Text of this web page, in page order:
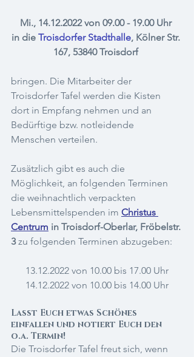
Mi., 14.12.2022 von 09.00 - 19.00 Uhr
in die Troisdorfer Stadthalle, Kölner Str.
167, 53840 Troisdorf
bringen. Die Mitarbeiter der
Troisdorfer Tafel werden die Kisten
dort in Empfang nehmen und an
Bedürftige bzw. notleidende
Menschen verteilen.
Zusätzlich gibt es auch die
Möglichkeit, an folgenden Terminen
die weihnachtlich verpackten
Lebensmittelspenden im Christus
Centrum in Troisdorf-Oberlar, Fröbelstr.
3 zu folgenden Terminen abzugeben:
13.12.2022 von 10.00 bis 17.00 Uhr
14.12.2022 von 10.00 bis 14.00 Uhr
Lasst Euch etwas Schönes
einfallen und notiert Euch den
o.a. Termin!
Die Troisdorfer Tafel freut sich, wenn